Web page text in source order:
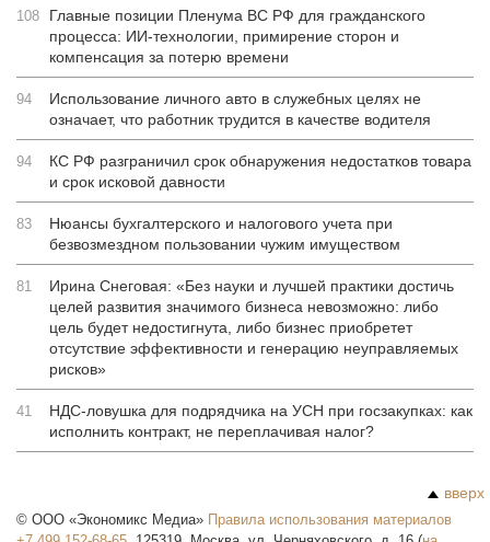
108
Главные позиции Пленума ВС РФ для гражданского
процесса: ИИ-технологии, примирение сторон и
компенсация за потерю времени
94
Использование личного авто в служебных целях не
означает, что работник трудится в качестве водителя
94
КС РФ разграничил срок обнаружения недостатков товара
и срок исковой давности
83
Нюансы бухгалтерского и налогового учета при
безвозмездном пользовании чужим имуществом
81
Ирина Снеговая: «Без науки и лучшей практики достичь
целей развития значимого бизнеса невозможно: либо
цель будет недостигнута, либо бизнес приобретет
отсутствие эффективности и генерацию неуправляемых
рисков»
41
НДС-ловушка для подрядчика на УСН при госзакупках: как
исполнить контракт, не переплачивая налог?
вверх
© ООО «Экономикс Медиа» Правила использования материалов